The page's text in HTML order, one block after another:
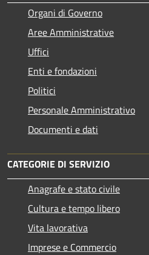
Organi di Governo
Aree Amministrative
Uffici
Enti e fondazioni
Politici
Personale Amministrativo
Documenti e dati
CATEGORIE DI SERVIZIO
Anagrafe e stato civile
Cultura e tempo libero
Vita lavorativa
Imprese e Commercio